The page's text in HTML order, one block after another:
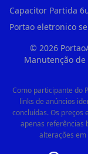
Portao eletronico
© 2026
Manutenção
Como participante do
links de anúncios
concluídas. Os preços
apenas referências
alterações